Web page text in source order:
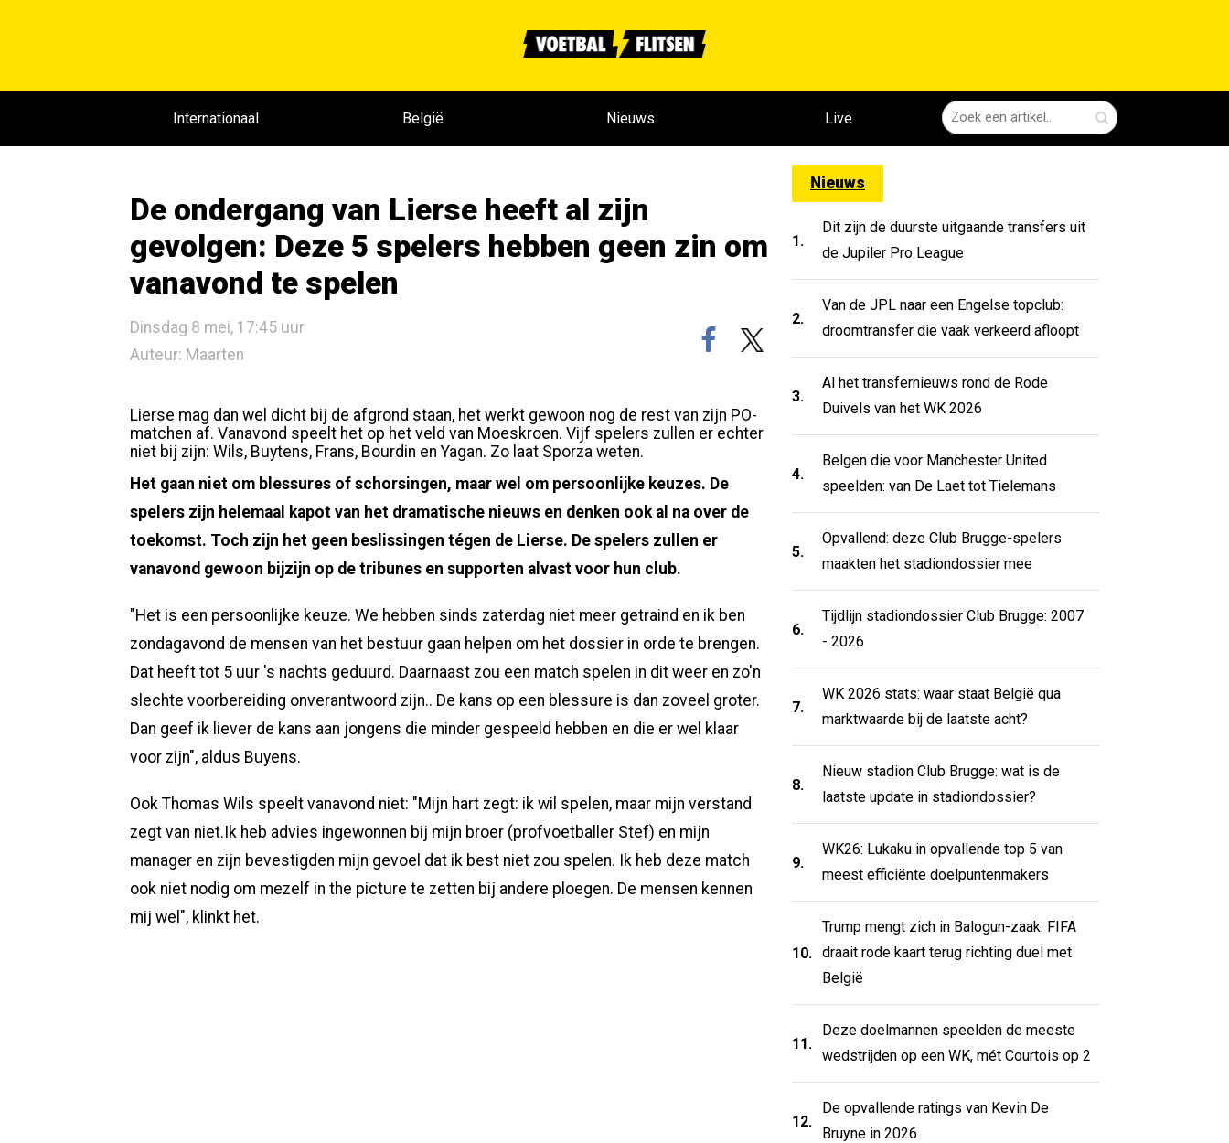
Internationaal België Nieuws Live
De ondergang van Lierse heeft al zijn
gevolgen: Deze 5 spelers hebben geen zin om
vanavond te spelen
Dinsdag 8 mei, 17:45 uur
Auteur: Maarten
Lierse mag dan wel dicht bij de afgrond staan, het werkt gewoon nog de rest van zijn PO-
matchen af. Vanavond speelt het op het veld van Moeskroen. Vijf spelers zullen er echter
niet bij zijn: Wils, Buytens, Frans, Bourdin en Yagan. Zo laat Sporza weten.
Het gaan niet om blessures of schorsingen, maar wel om persoonlijke keuzes. De
spelers zijn helemaal kapot van het dramatische nieuws en denken ook al na over de
toekomst. Toch zijn het geen beslissingen tégen de Lierse. De spelers zullen er
vanavond gewoon bijzijn op de tribunes en supporten alvast voor hun club.
"Het is een persoonlijke keuze. We hebben sinds zaterdag niet meer getraind en ik ben
zondagavond de mensen van het bestuur gaan helpen om het dossier in orde te brengen.
Dat heeft tot 5 uur 's nachts geduurd. Daarnaast zou een match spelen in dit weer en zo'n
slechte voorbereiding onverantwoord zijn.. De kans op een blessure is dan zoveel groter.
Dan geef ik liever de kans aan jongens die minder gespeeld hebben en die er wel klaar
voor zijn", aldus Buyens.
Ook Thomas Wils speelt vanavond niet: "Mijn hart zegt: ik wil spelen, maar mijn verstand
zegt van niet.Ik heb advies ingewonnen bij mijn broer (profvoetballer Stef) en mijn
manager en zijn bevestigden mijn gevoel dat ik best niet zou spelen. Ik heb deze match
ook niet nodig om mezelf in the picture te zetten bij andere ploegen. De mensen kennen
mij wel", klinkt het.
Nieuws
1.
Dit zijn de duurste uitgaande transfers uit
de Jupiler Pro League
2.
Van de JPL naar een Engelse topclub:
droomtransfer die vaak verkeerd afloopt
3.
Al het transfernieuws rond de Rode
Duivels van het WK 2026
4.
Belgen die voor Manchester United
speelden: van De Laet tot Tielemans
5.
Opvallend: deze Club Brugge-spelers
maakten het stadiondossier mee
6.
Tijdlijn stadiondossier Club Brugge: 2007
- 2026
7.
WK 2026 stats: waar staat België qua
marktwaarde bij de laatste acht?
8.
Nieuw stadion Club Brugge: wat is de
laatste update in stadiondossier?
9.
WK26: Lukaku in opvallende top 5 van
meest efficiënte doelpuntenmakers
10.
Trump mengt zich in Balogun-zaak: FIFA
draait rode kaart terug richting duel met
België
11.
Deze doelmannen speelden de meeste
wedstrijden op een WK, mét Courtois op 2
12.
De opvallende ratings van Kevin De
Bruyne in 2026